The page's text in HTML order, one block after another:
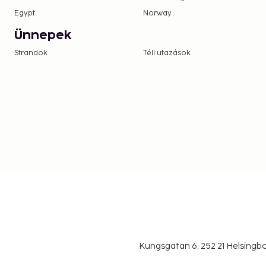
Egypt
Norway
Ünnepek
Strandok Téli utazások
Kungsgatan 6, 252 21